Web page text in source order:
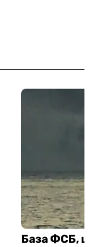
База ФСБ,